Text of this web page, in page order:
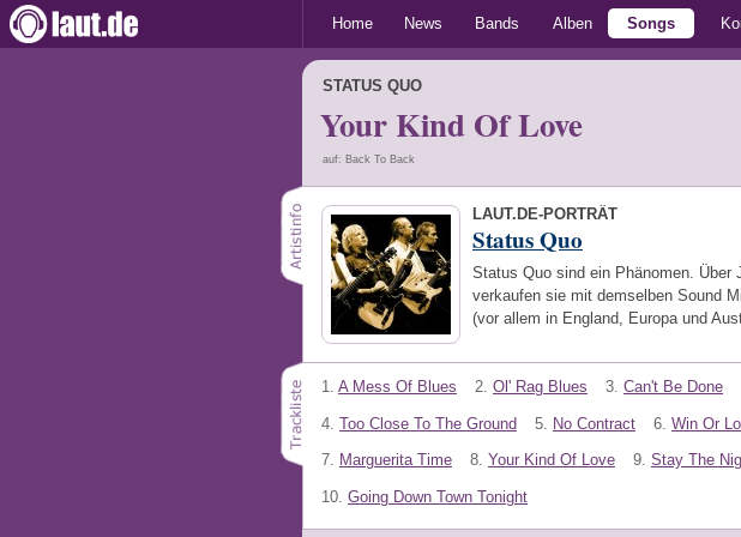
Home News Bands Alben Songs
STATUS QUO
Your Kind Of Love
auf: Back To Back
LAUT.DE-PORTRÄT
Status Quo
Status Quo sind ein Phänomen. Über
verkaufen sie mit demselben Sound
(vor allem in England, Europa und
1. A Mess Of Blues 2. Ol' Rag Blues 3. Can't Be Done
4. Too Close To The Ground 5. No Contract 6. Win Or
7. Marguerita Time 8. Your Kind Of Love 9. Stay The
10. Going Down Town Tonight